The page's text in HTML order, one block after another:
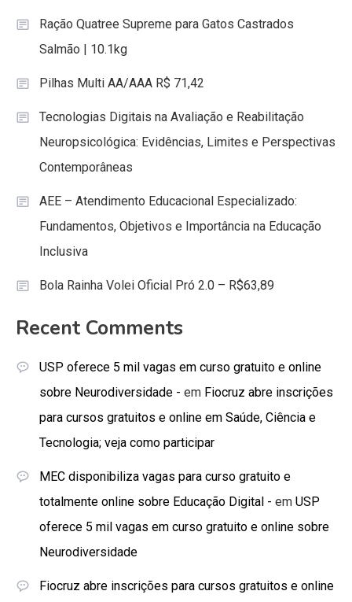
Ração Quatree Supreme para Gatos Castrados
Salmão | 10.1kg
Pilhas Multi AA/AAA R$ 71,42
Tecnologias Digitais na Avaliação e Reabilitação
Neuropsicológica: Evidências, Limites e Perspectivas
Contemporâneas
AEE – Atendimento Educacional Especializado:
Fundamentos, Objetivos e Importância na Educação
Inclusiva
Bola Rainha Volei Oficial Pró 2.0 – R$63,89
Recent Comments
USP oferece 5 mil vagas em curso gratuito e online
sobre Neurodiversidade - em Fiocruz abre inscrições
para cursos gratuitos e online em Saúde, Ciência e
Tecnologia; veja como participar
MEC disponibiliza vagas para curso gratuito e
totalmente online sobre Educação Digital - em USP
oferece 5 mil vagas em curso gratuito e online sobre
Neurodiversidade
Fiocruz abre inscrições para cursos gratuitos e online